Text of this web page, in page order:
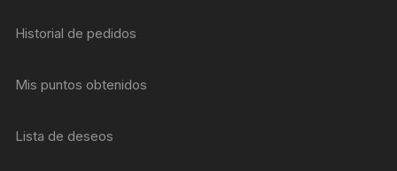
Historial de pedidos
Mis puntos obtenidos
Lista de deseos